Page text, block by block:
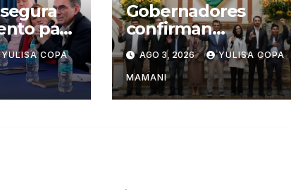
para
de
YULISA COPA
Gobernadores
confirman
asistencia a reunión
con Rodrigo Paz en
Sucre
AGO 3, 2026 YULISA COPA
MAMANI